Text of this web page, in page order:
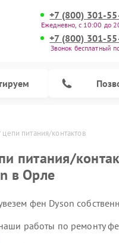
+7 (800) 301-
Ежедневно, с 10:00 до
+7 (800) 301-
Звонок бесплатный
питания/контактов
питания/
в Орле
фен Dyson
работы по ремонту